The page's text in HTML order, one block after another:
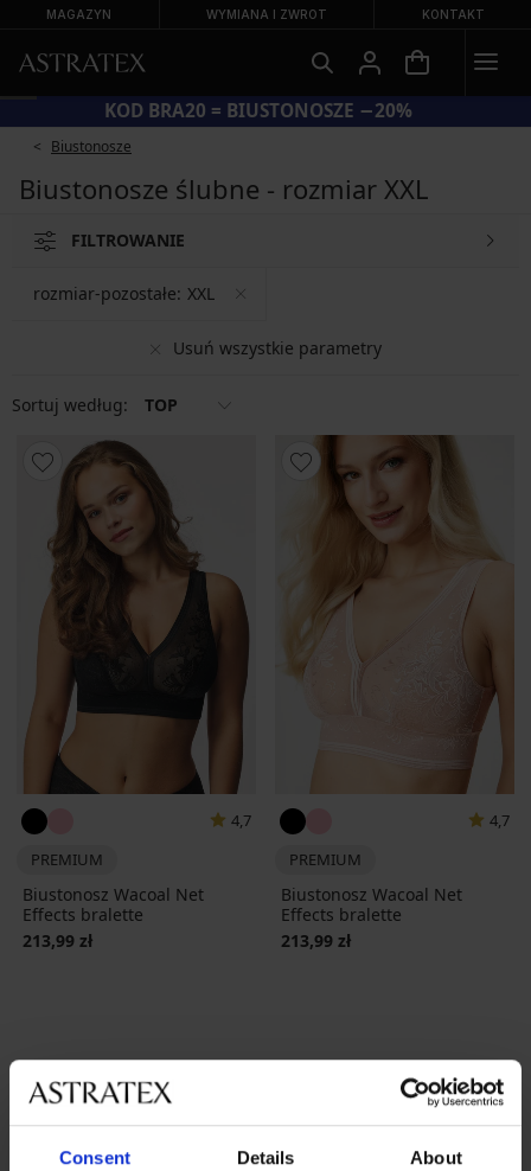
Consent Details About
MAGAZYN WYMIANA I ZWROT KONTAKT
KOD BRA20 = BIUSTONOSZE −20%
Biustonosze
Biustonosze ślubne - rozmiar XXL
FILTROWANIE
Usuń wszystkie parametry
rozmiar-pozostałe: XXL
Sortuj według: TOP
4,7
PREMIUM
Biustonosz Wacoal Net
Effects bralette
213,99 zł
4,7
PREMIUM
Biustonosz Wacoal Net
Effects bralette
213,99 zł